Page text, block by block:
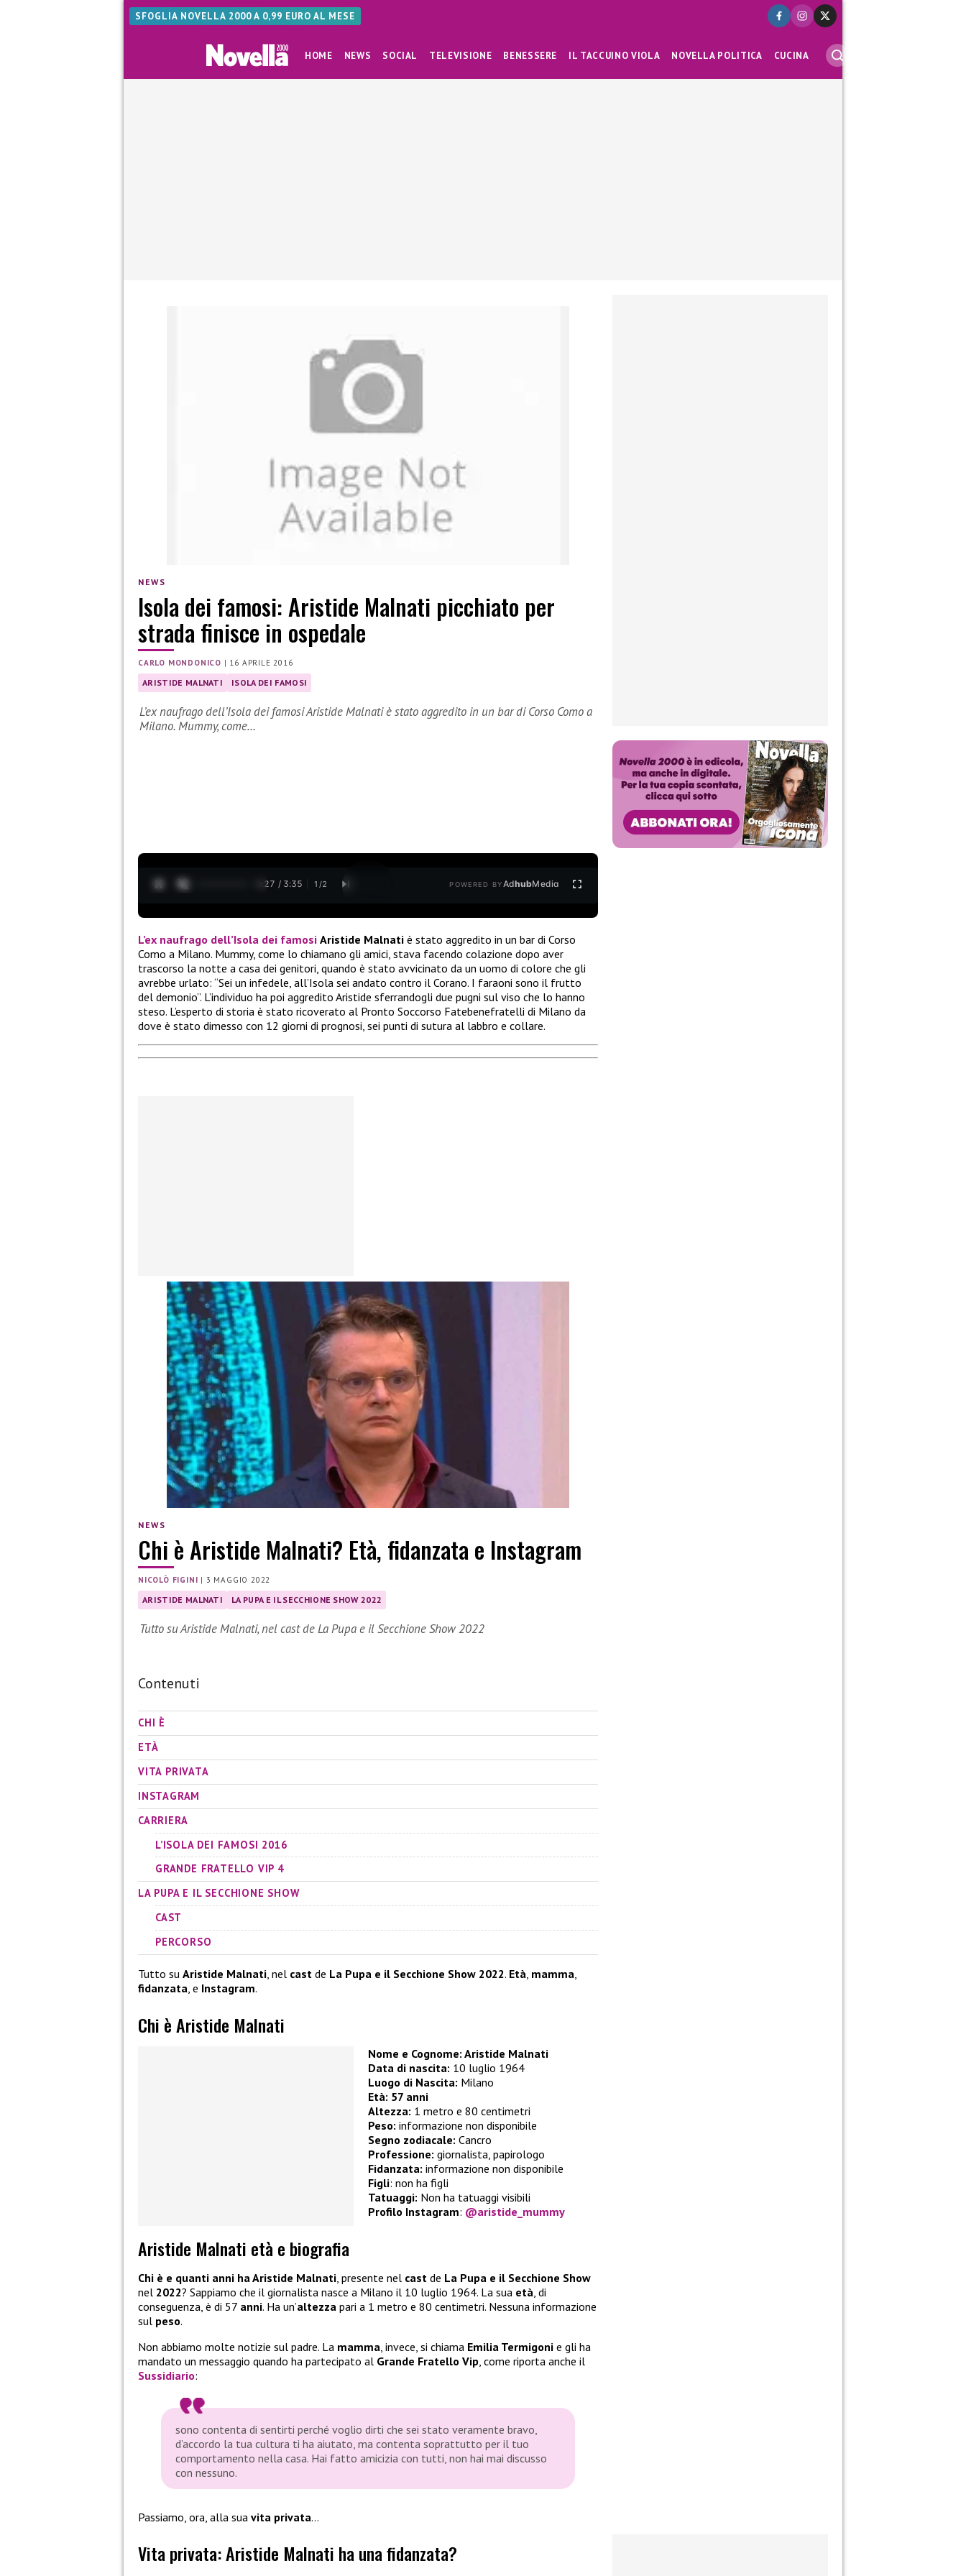
SFOGLIA NOVELLA 2000 A 0,99 EURO AL MESE
HOME NEWS SOCIAL TELEVISIONE BENESSERE IL TACCUINO VIOLA NOVELLA POLITICA CUCINA
NEWS
Isola dei famosi: Aristide Malnati picchiato per
strada finisce in ospedale
CARLO MONDONICO | 16 APRILE 2016
ARISTIDE MALNATI ISOLA DEI FAMOSI
L’ex naufrago dell’Isola dei famosi Aristide Malnati è stato aggredito in un bar di Corso Como a
Milano. Mummy, come…
0:28 / 3:35 1 /2 POWERED BYAdhubMedia
L’ex naufrago dell’Isola dei famosi Aristide Malnati è stato aggredito in un bar di Corso
Como a Milano. Mummy, come lo chiamano gli amici, stava facendo colazione dopo aver
trascorso la notte a casa dei genitori, quando è stato avvicinato da un uomo di colore che gli
avrebbe urlato: “Sei un infedele, all’Isola sei andato contro il Corano. I faraoni sono il frutto
del demonio”. L’individuo ha poi aggredito Aristide sferrandogli due pugni sul viso che lo hanno
steso. L’esperto di storia è stato ricoverato al Pronto Soccorso Fatebenefratelli di Milano da
dove è stato dimesso con 12 giorni di prognosi, sei punti di sutura al labbro e collare.
NEWS
Chi è Aristide Malnati? Età, fidanzata e Instagram
NICOLÒ FIGINI | 3 MAGGIO 2022
ARISTIDE MALNATI LA PUPA E IL SECCHIONE SHOW 2022
Tutto su Aristide Malnati, nel cast de La Pupa e il Secchione Show 2022
Contenuti
CHI È
ETÀ
VITA PRIVATA
INSTAGRAM
CARRIERA
L’ISOLA DEI FAMOSI 2016
GRANDE FRATELLO VIP 4
LA PUPA E IL SECCHIONE SHOW
CAST
PERCORSO
Tutto su Aristide Malnati, nel cast de La Pupa e il Secchione Show 2022. Età, mamma,
fidanzata, e Instagram.
Chi è Aristide Malnati
Nome e Cognome: Aristide Malnati
Data di nascita: 10 luglio 1964
Luogo di Nascita: Milano
Età: 57 anni
Altezza: 1 metro e 80 centimetri
Peso: informazione non disponibile
Segno zodiacale: Cancro
Professione: giornalista, papirologo
Fidanzata: informazione non disponibile
Figli: non ha figli
Tatuaggi: Non ha tatuaggi visibili
Profilo Instagram: @aristide_mummy
Aristide Malnati età e biografia
Chi è e quanti anni ha Aristide Malnati , presente nel cast de La Pupa e il Secchione Show
nel 2022? Sappiamo che il giornalista nasce a Milano il 10 luglio 1964. La sua età , di
conseguenza, è di 57 anni. Ha un’altezza pari a 1 metro e 80 centimetri. Nessuna informazione
sul peso.
Non abbiamo molte notizie sul padre. La mamma , invece, si chiama Emilia Termigoni e gli ha
mandato un messaggio quando ha partecipato al Grande Fratello Vip , come riporta anche il
Sussidiario:
sono contenta di sentirti perché voglio dirti che sei stato veramente bravo,
d’accordo la tua cultura ti ha aiutato, ma contenta soprattutto per il tuo
comportamento nella casa. Hai fatto amicizia con tutti, non hai mai discusso
con nessuno.
Passiamo, ora, alla sua vita privata…
Vita privata: Aristide Malnati ha una fidanzata?